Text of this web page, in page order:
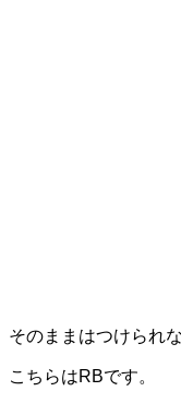
そのままはつけられ
こちらはRBです。